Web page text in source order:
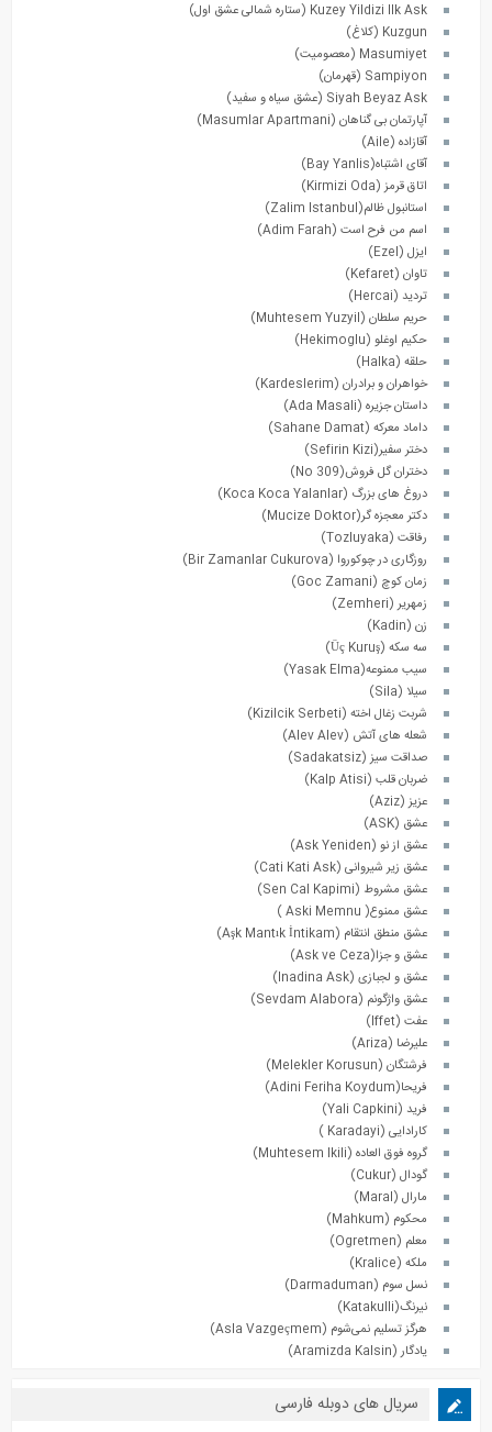
Kuzey Yildizi Ilk Ask (ستاره شمالی عشق اول)
Kuzgun (کلاغ)
Masumiyet (معصومیت)
Sampiyon (قهرمان)
Siyah Beyaz Ask (عشق سیاه و سفید)
آپارتمان بی گناهان (Masumlar Apartmani)
آقازاده (Aile)
آقای اشتباه(Bay Yanlis)
اتاق قرمز (Kirmizi Oda)
استانبول ظالم(Zalim Istanbul)
اسم من فرح است (Adim Farah)
ایزل (Ezel)
تاوان (Kefaret)
تردید (Hercai)
حریم سلطان (Muhtesem Yuzyil)
حکیم اوغلو (Hekimoglu)
حلقه (Halka)
خواهران و برادران (Kardeslerim)
داستان جزیره (Ada Masali)
داماد معرکه (Sahane Damat)
دختر سفیر(Sefirin Kizi)
دختران گل فروش(No 309)
دروغ های بزرگ (Koca Koca Yalanlar)
دکتر معجزه گر(Mucize Doktor)
رفاقت (Tozluyaka)
روزگاری در چوکوروا (Bir Zamanlar Cukurova)
زمان کوچ (Goc Zamani)
زمهریر (Zemheri)
زن (Kadin)
سه سکه (Üç Kuruş)
سیب ممنوعه(Yasak Elma)
سیلا (Sila)
شربت زغال اخته (Kizilcik Serbeti)
شعله های آتش (Alev Alev)
صداقت سیز (Sadakatsiz)
ضربان قلب (Kalp Atisi)
عزیز (Aziz)
عشق (ASK)
عشق از نو (Ask Yeniden)
عشق زیر شیروانی (Cati Kati Ask)
عشق مشروط (Sen Cal Kapimi)
عشق ممنوع( Aski Memnu )
عشق منطق انتقام (Aşk Mantık İntikam)
عشق و جزا(Ask ve Ceza)
عشق و لجبازی (Inadina Ask)
عشق واژگونم (Sevdam Alabora)
عفت (Iffet)
علیرضا (Ariza)
فرشتگان (Melekler Korusun)
فریحا(Adini Feriha Koydum)
فرید (Yali Capkini)
کارادایی (Karadayi )
گروه فوق العاده (Muhtesem Ikili)
گودال (Cukur)
مارال (Maral)
محکوم (Mahkum)
معلم (Ogretmen)
ملکه (Kralice)
نسل سوم (Darmaduman)
نیرنگ(Katakulli)
هرگز تسلیم نمی‌شوم (Asla Vazgeçmem)
یادگار (Aramizda Kalsin)
سریال های دوبله فارسی